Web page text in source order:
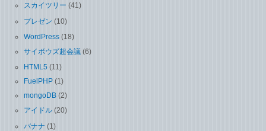
スカイツリー (41)
プレゼン (10)
WordPress (18)
サイボウズ超会議 (6)
HTML5 (11)
FuelPHP (1)
mongoDB (2)
アイドル (20)
バナナ (1)